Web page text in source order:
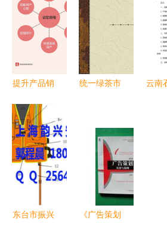
策划思路与
实操方法
到落地执行
的全景解析
整合
划
载
提升产品销
划全攻略
统一绿茶市
云南
东台市振兴
《广告策划